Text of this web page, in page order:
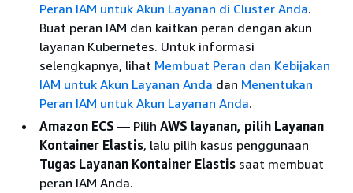
Peran IAM untuk Akun Layanan di Cluster Anda.
Buat peran IAM dan kaitkan peran dengan akun
layanan Kubernetes. Untuk informasi
selengkapnya, lihat Membuat Peran dan Kebijakan
IAM untuk Akun Layanan Anda dan Menentukan
Peran IAM untuk Akun Layanan Anda.
Amazon ECS — Pilih AWS layanan, pilih Layanan
Kontainer Elastis, lalu pilih kasus penggunaan
Tugas Layanan Kontainer Elastis saat membuat
peran IAM Anda.